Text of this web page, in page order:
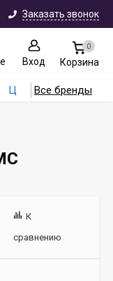
Заказать звонок
Вход
0
Корзина
Ц Все бренды
К
сравнению